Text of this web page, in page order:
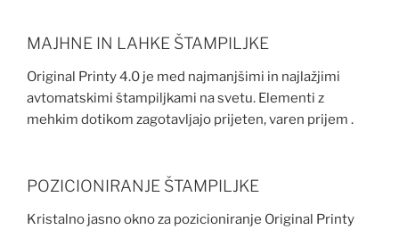
MAJHNE IN LAHKE ŠTAMPILJKE
Original Printy 4.0 je med najmanjšimi in najlažjimi
avtomatskimi štampiljkami na svetu. Elementi z
mehkim dotikom zagotavljajo prijeten, varen prijem .
POZICIONIRANJE ŠTAMPILJKE
Kristalno jasno okno za pozicioniranje Original Printy